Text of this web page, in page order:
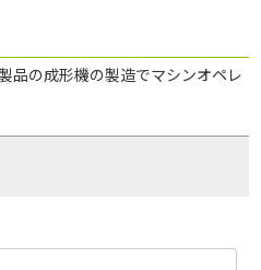
品の成形機の製造でマシンオペレ